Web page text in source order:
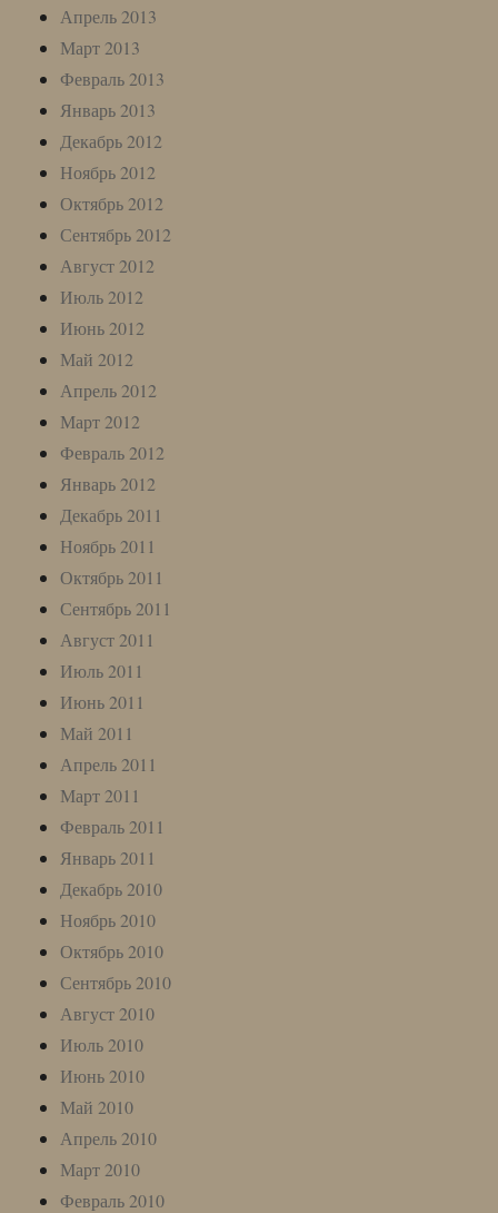
Апрель 2013
Март 2013
Февраль 2013
Январь 2013
Декабрь 2012
Ноябрь 2012
Октябрь 2012
Сентябрь 2012
Август 2012
Июль 2012
Июнь 2012
Май 2012
Апрель 2012
Март 2012
Февраль 2012
Январь 2012
Декабрь 2011
Ноябрь 2011
Октябрь 2011
Сентябрь 2011
Август 2011
Июль 2011
Июнь 2011
Май 2011
Апрель 2011
Март 2011
Февраль 2011
Январь 2011
Декабрь 2010
Ноябрь 2010
Октябрь 2010
Сентябрь 2010
Август 2010
Июль 2010
Июнь 2010
Май 2010
Апрель 2010
Март 2010
Февраль 2010